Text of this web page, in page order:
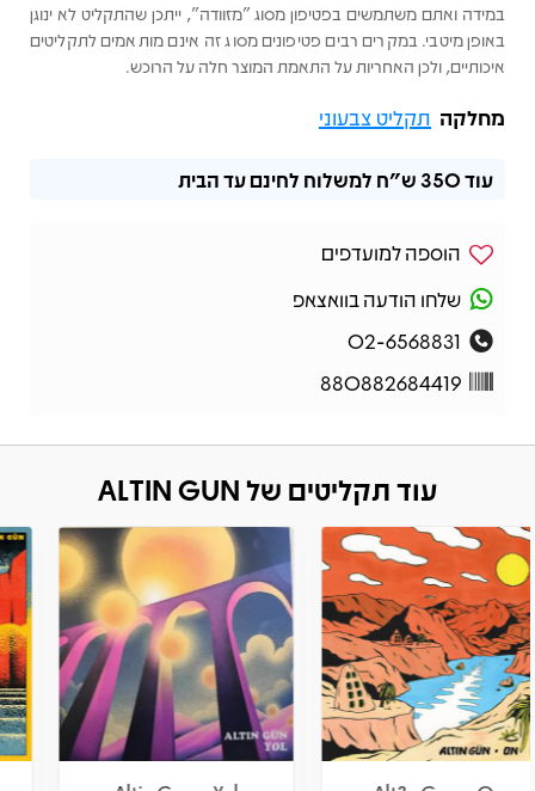
במידה ואתם משתמשים בפטיפון מסוג "מזוודה", ייתכן שהתקליט לא ינוגן
באופן מיטבי. במקרים רבים פטיפונים מסוג זה אינם מותאמים לתקליטים
איכותיים, ולכן האחריות על התאמת המוצר חלה על הרוכש.
מחלקה תקליט צבעוני
עוד350 ש"ח למשלוח לחינם עד הבית
הוספה למועדפים
שלחו הודעה בוואצאפ
02-6568831
880882684419
עוד תקליטים של ALTIN GUN